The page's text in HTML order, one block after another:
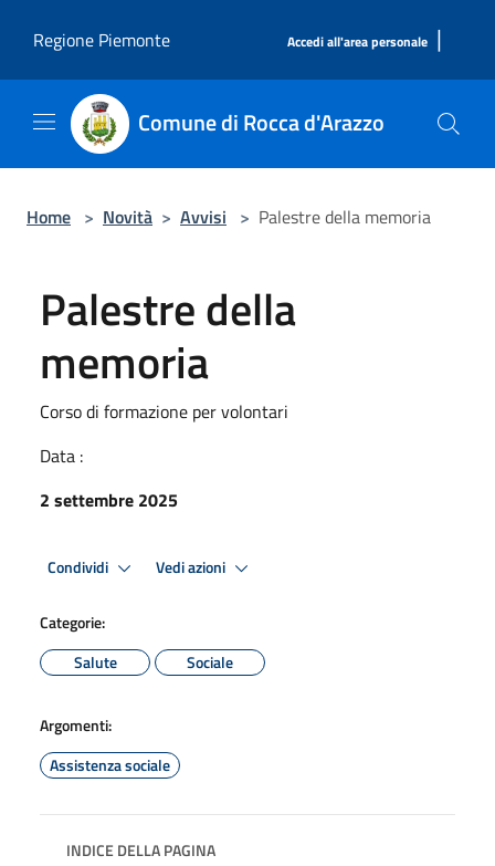
Regione Piemonte
Accedi all'area personale |
Comune di Rocca d'Arazzo
Home > Novità > Avvisi > Palestre della memoria
Palestre della
memoria
Corso di formazione per volontari
Data :
2 settembre 2025
Condividi Vedi azioni
Categorie:
Salute
Sociale
Argomenti:
Assistenza sociale
INDICE DELLA PAGINA